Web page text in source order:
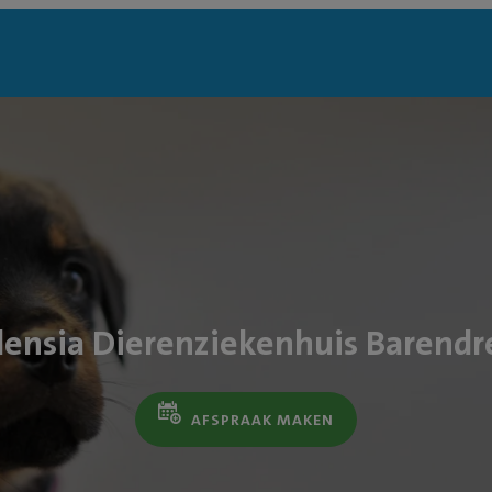
Dierenziekenhuis
AFSPRAAK MAKEN